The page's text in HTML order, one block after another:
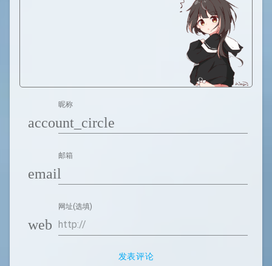
account_circle
昵称
email
邮箱
web
网址(选填)
发表评论